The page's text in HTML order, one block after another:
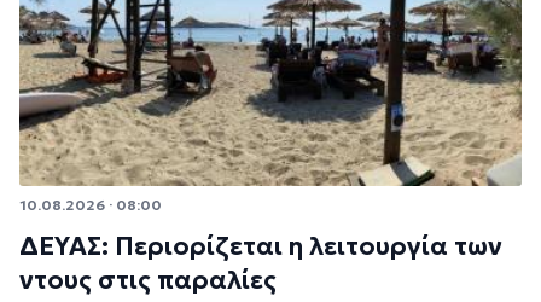
10.08.2026 · 08:00
ΔΕΥΑΣ: Περιορίζεται η λειτουργία των
ντους στις παραλίες